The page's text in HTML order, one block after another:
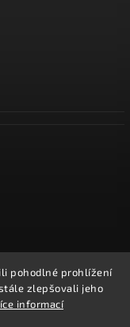
pohodlné prohlížení
zlepšovali jeho
informací
práva vyhrazena.